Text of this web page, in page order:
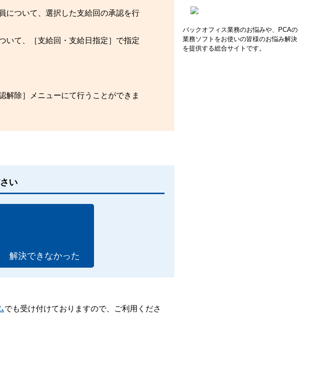
バックオフィス業務のお悩みや、PCAの
業務ソフトをお使いの皆様のお悩み解決
を提供する総合サイトです。
について、選択した支給回の承認を行
いて、［支給回・支給日指定］で指定
解除］メニューにて行うことができま
い
解決できなかった
でも受け付けておりますので、ご利用くださ